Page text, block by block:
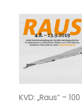
KVD: „Raus“ –